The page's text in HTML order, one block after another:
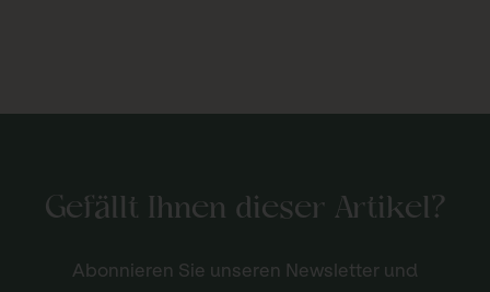
Gefällt Ihnen dieser Artikel?
Abonnieren Sie unseren Newsletter und